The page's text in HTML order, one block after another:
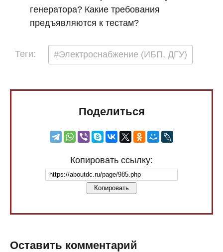
генератора? Какие требования
предъявляются к тестам?
Теги: #Электроснабжение (ИБП, ДГУ)
Поделиться
Копировать ссылку:
Копировать
Оставить комментарий